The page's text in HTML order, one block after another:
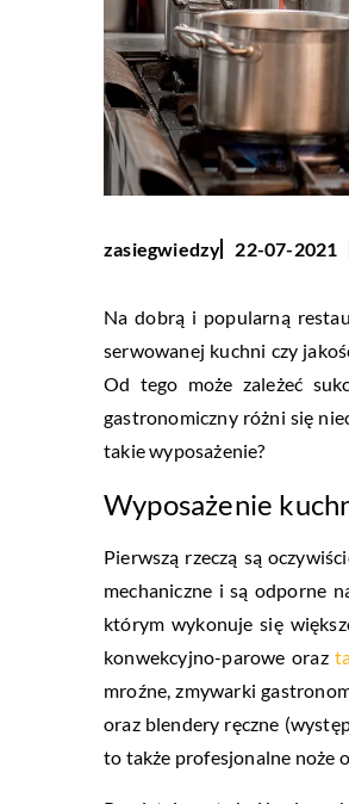
zasiegwiedzy 22-07-2021
Na dobrą i popularną
serwowanej kuchni czy
Od tego może zależeć
gastronomiczny różni się
takie wyposażenie?
Wyposażenie
Pierwszą rzeczą są
mechaniczne i są odporne
którym wykonuje się
konwekcyjno-parowe oraz
mroźne, zmywarki
oraz blendery ręczne
to także profesjonalne noże